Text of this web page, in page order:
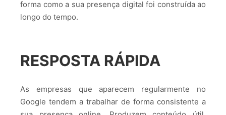
forma como a sua presença digital foi construída ao
longo do tempo.
RESPOSTA RÁPIDA
As empresas que aparecem regularmente no
Google tendem a trabalhar de forma consistente a